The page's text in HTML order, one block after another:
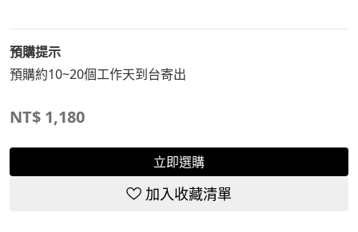
預購提示
預購約10~20個工作天到台寄出
NT$ 1,180
立即選購
加入收藏清單